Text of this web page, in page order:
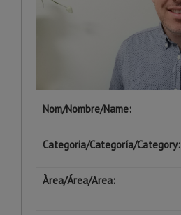
Nom/Nombre/Name:
Categoria/Categoría/Category:
Àrea/Área/Area: